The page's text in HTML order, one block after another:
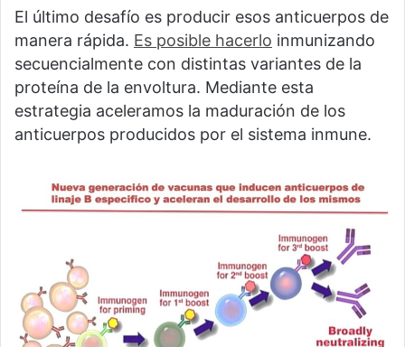
El último desafío es producir esos anticuerpos de
manera rápida. Es posible hacerlo inmunizando
secuencialmente con distintas variantes de la
proteína de la envoltura. Mediante esta
estrategia aceleramos la maduración de los
anticuerpos producidos por el sistema inmune.